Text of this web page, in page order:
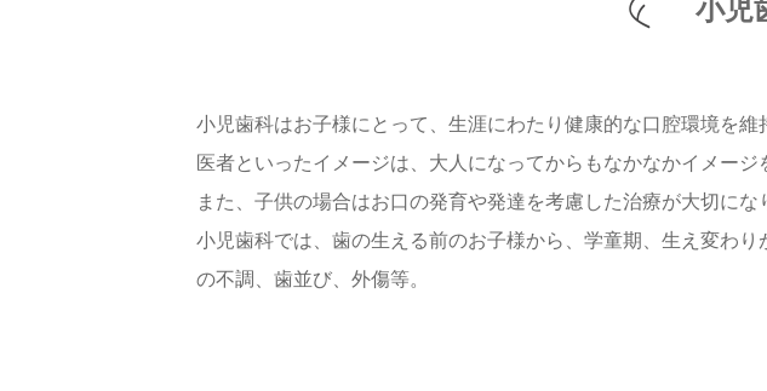
小児
小児歯科はお子様にとって、生涯にわたり健康的な口腔環境を
医者といったイメージは、大人になってからもなかなかイメージ
また、子供の場合はお口の発育や発達を考慮した治療が大切にな
小児歯科では、歯の生える前のお子様から、学童期、生え変わ
の不調、歯並び、外傷等。